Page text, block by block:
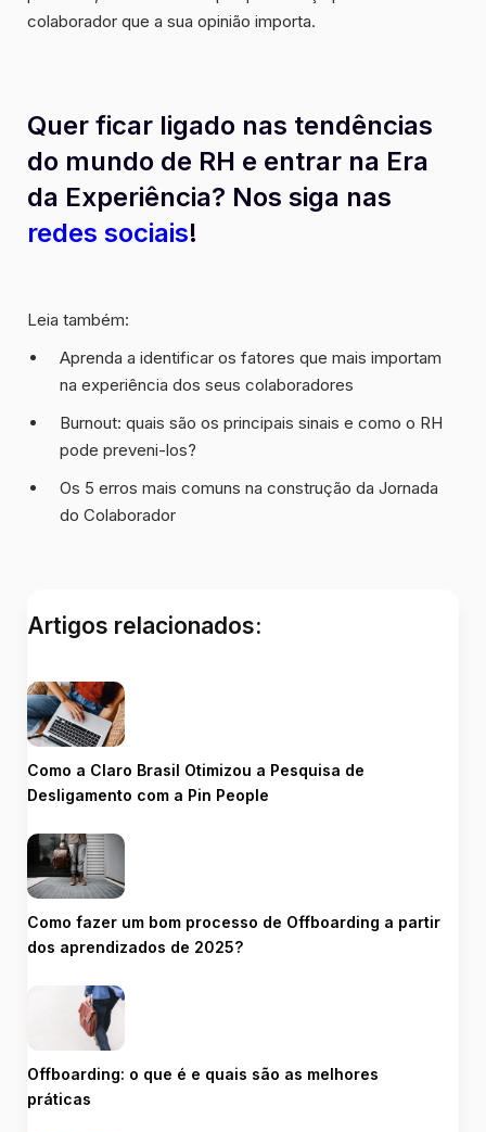
colaborador que a sua opinião importa.
Quer ficar ligado nas tendências
do mundo de RH e entrar na Era
da Experiência? Nos siga nas
redes sociais!
Leia também:
Aprenda a identificar os fatores que mais importam
na experiência dos seus colaboradores
Burnout: quais são os principais sinais e como o RH
pode preveni-los?
Os 5 erros mais comuns na construção da Jornada
do Colaborador
Artigos relacionados:
Como a Claro Brasil Otimizou a Pesquisa de
Desligamento com a Pin People
Como fazer um bom processo de Offboarding a partir
dos aprendizados de 2025?
Offboarding: o que é e quais são as melhores
práticas